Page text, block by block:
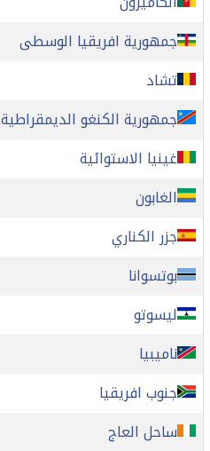
جمهورية افريقيا الوسطى
تشاد
جمهورية الكنغو الديمقراطية
غينيا الاستوائية
الغابون
جزر الكناري
بوتسوانا
ليسوتو
ناميبيا
جنوب افريقيا
ساحل العاج